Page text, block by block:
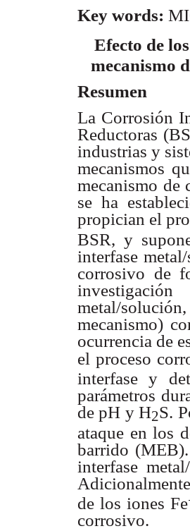
Key words:
Efecto de
mecanismo
Resumen
La Corrosión
Reductoras
industrias y
mecanismos
mecanismo de
se ha
propician el
BSR, y
interfase
corrosivo de
investigación
metal/
mecanismo)
ocurrencia de
el proceso
interfase y
parámetros
de pH y H2S.
ataque en los
barrido
interfase
de los iones Fe
corrosivo.